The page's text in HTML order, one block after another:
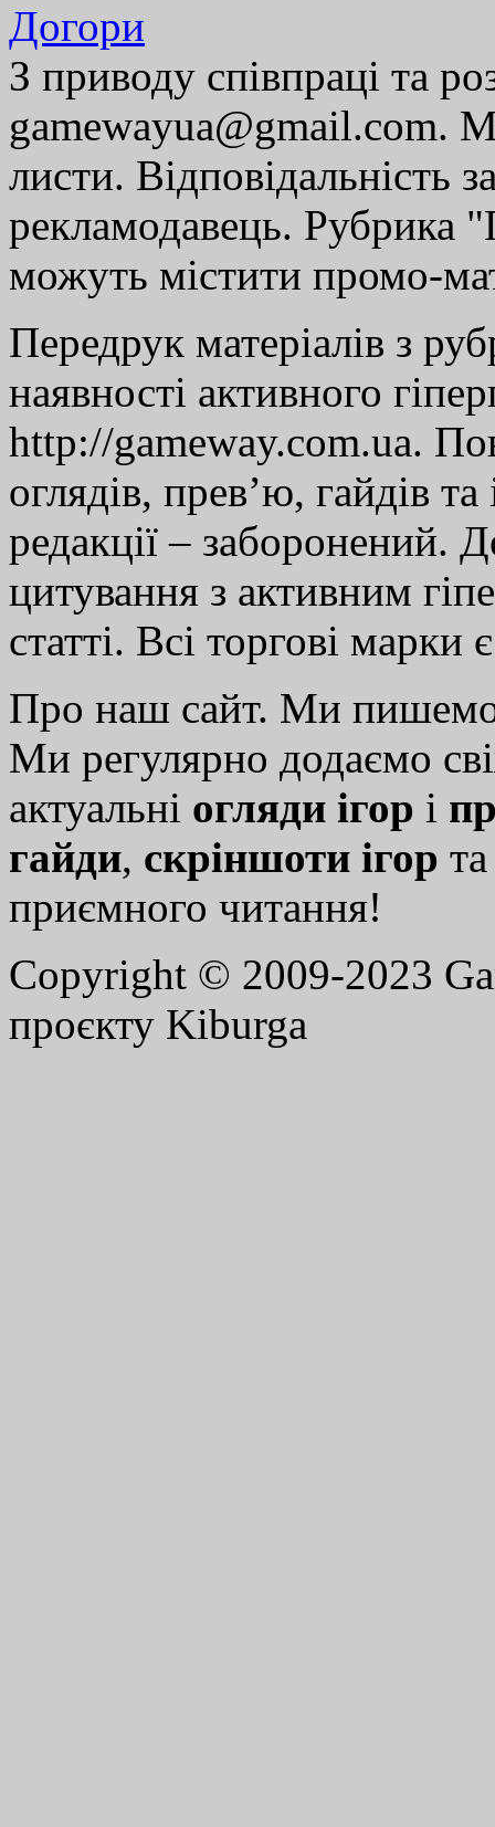
Догори
З приводу співпраці та
gamewayua@gmail.com.
листи. Відповідальність
рекламодавець. Рубрика
можуть містити промо-
Передрук матеріалів з
наявності активного
http://gameway.com.ua.
оглядів, прев’ю, гайдів
редакції – заборонений.
цитування з активним
статті. Всі торгові марки
Про наш сайт. Ми
Ми регулярно додаємо
актуальні огляди ігор і
гайди, скріншоти ігор
приємного читання!
Copyright © 2009-2023
проєкту Kiburga